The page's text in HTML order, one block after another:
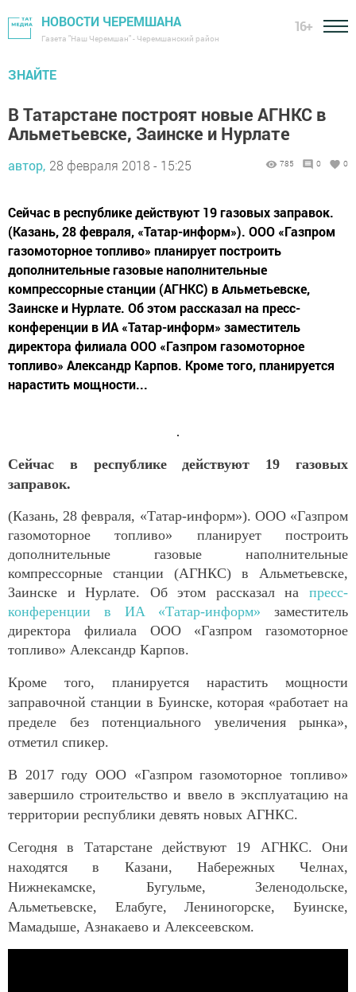
НОВОСТИ ЧЕРЕМШАНА
Газета "Наш Черемшан" - Черемшанский район
16+
ЗНАЙТЕ
В Татарстане построят новые АГНКС в
Альметьевске, Заинске и Нурлате
автор, 28 февраля 2018 - 15:25 785 0 0
Сейчас в республике действуют 19 газовых заправок.
(Казань, 28 февраля, «Татар-информ»). ООО «Газпром
газомоторное топливо» планирует построить
дополнительные газовые наполнительные
компрессорные станции (АГНКС) в Альметьевске,
Заинске и Нурлате. Об этом рассказал на пресс-
конференции в ИА «Татар-информ» заместитель
директора филиала ООО «Газпром газомоторное
топливо» Александр Карпов. Кроме того, планируется
нарастить мощности...
Сейчас в республике действуют 19 газовых
заправок.
(Казань, 28 февраля, «Татар-информ»). ООО «Газпром
газомоторное топливо» планирует построить
дополнительные газовые наполнительные
компрессорные станции (АГНКС) в Альметьевске,
Заинске и Нурлате. Об этом рассказал на пресс-
конференции в ИА «Татар-информ» заместитель
директора филиала ООО «Газпром газомоторное
топливо» Александр Карпов.
Кроме того, планируется нарастить мощности
заправочной станции в Буинске, которая «работает на
пределе без потенциального увеличения рынка»,
отметил спикер.
В 2017 году ООО «Газпром газомоторное топливо»
завершило строительство и ввело в эксплуатацию на
территории республики девять новых АГНКС.
Сегодня в Татарстане действуют 19 АГНКС. Они
находятся в Казани, Набережных Челнах,
Нижнекамске, Бугульме, Зеленодольске,
Альметьевске, Елабуге, Лениногорске, Буинске,
Мамадыше, Азнакаево и Алексеевском.